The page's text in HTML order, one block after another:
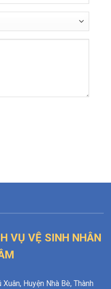
VỤ VỆ SINH NHÂN
Huyện Nhà Bè, Thành